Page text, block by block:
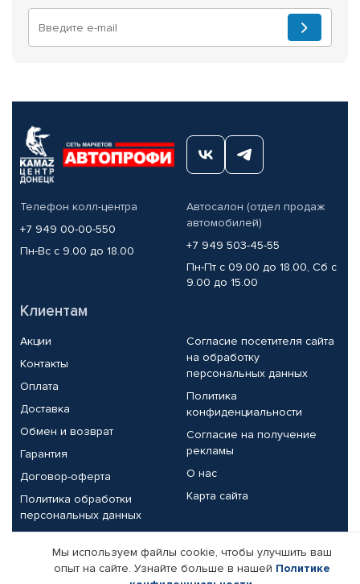
Телефон колл-центра
+7 949 00-00-550
Пн-Вс с 9.00 до 18.00
Автосалон (отдел продаж
автомобилей)
+7 949 503-45-55
Пн-Пт с 09.00 до 18.00, Сб с
9.00 до 15.00
Клиентам
Акции
Контакты
Оплата
Доставка
Обмен и возврат
Гарантия
Договор-оферта
Политика обработки
персональных данных
Согласие посетителя сайта
на обработку
персональных данных
Политика
конфиденциальности
Согласие на получение
рекламы
О нас
Карта сайта
Партнерам
Корпоративным клиентам Реквизиты компании
Мы используем файлы cookie, чтобы улучшить ваш
опыт на сайте. Узнайте больше в нашей Политике